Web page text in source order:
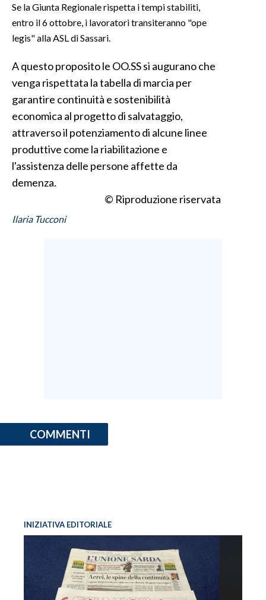
#CARAUNIONE
3 MINUTI CON
INSULARITÀ
INFO AZIENDE
ABBONATI
ANNUNCI
NECROLOGI
SPIAGGE
Se la Giunta Regionale rispetta i tempi stabiliti,
entro il 6 ottobre, i lavoratori transiteranno "ope
legis" alla ASL di Sassari.
A questo proposito le OO.SS si augurano che
venga rispettata la tabella di marcia per
garantire continuità e sostenibilità
economica al progetto di salvataggio,
attraverso il potenziamento di alcune linee
produttive come la riabilitazione e
l'assistenza delle persone affette da
demenza.
© Riproduzione riservata
Ilaria Tucconi
COMMENTI
INIZIATIVA EDITORIALE